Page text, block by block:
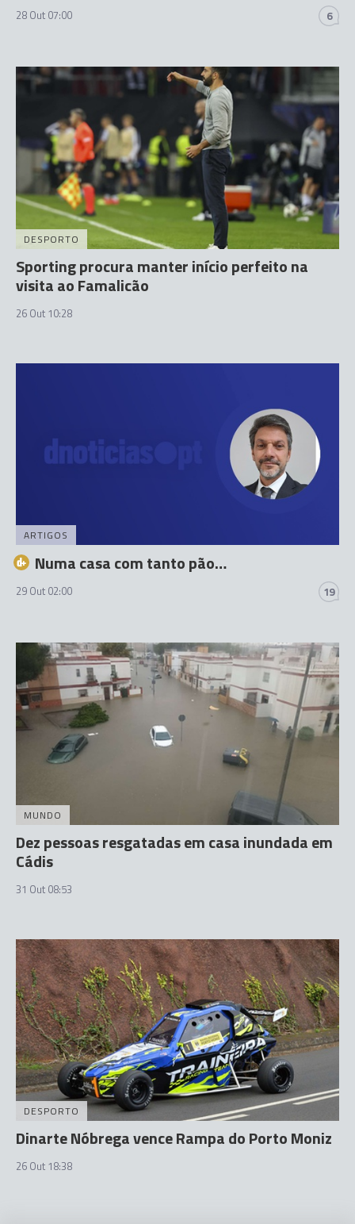
28 Out 07:00 6
DESPORTO
Sporting procura manter início perfeito na
visita ao Famalicão
26 Out 10:28
ARTIGOS
Numa casa com tanto pão…
29 Out 02:00 19
MUNDO
Dez pessoas resgatadas em casa inundada em
Cádis
31 Out 08:53
DESPORTO
Dinarte Nóbrega vence Rampa do Porto Moniz
26 Out 18:38